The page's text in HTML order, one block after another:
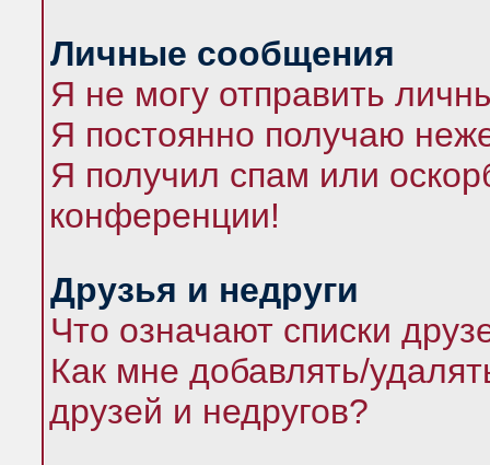
Личные сообщения
Я не могу отправить
Я постоянно получаю
Я получил спам или
конференции!
Друзья и недруги
Что означают списки
Как мне добавлять/
друзей и недругов?